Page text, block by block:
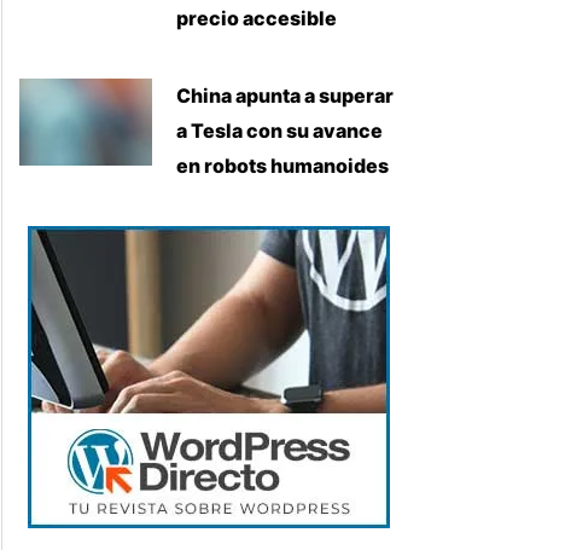
precio accesible
China apunta a superar
a Tesla con su avance
en robots humanoides